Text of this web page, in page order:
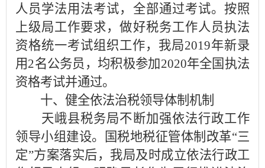
人员学法用法考试，全部通过考试。按照
上级局工作要求，做好税务工作人员执法
资格统一考试组织工作，我局2019年新录
用2名公务员，均积极参加2020年全国执法
资格考试并通过。
十、健全依法治税领导体制机制
天峨县税务局不断加强依法行政工作
领导小组建设。国税地税征管体制改革“三
定”方案落实后，我局及时成立依法行政工